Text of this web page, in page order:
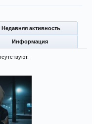
Недавняя активность
Информация